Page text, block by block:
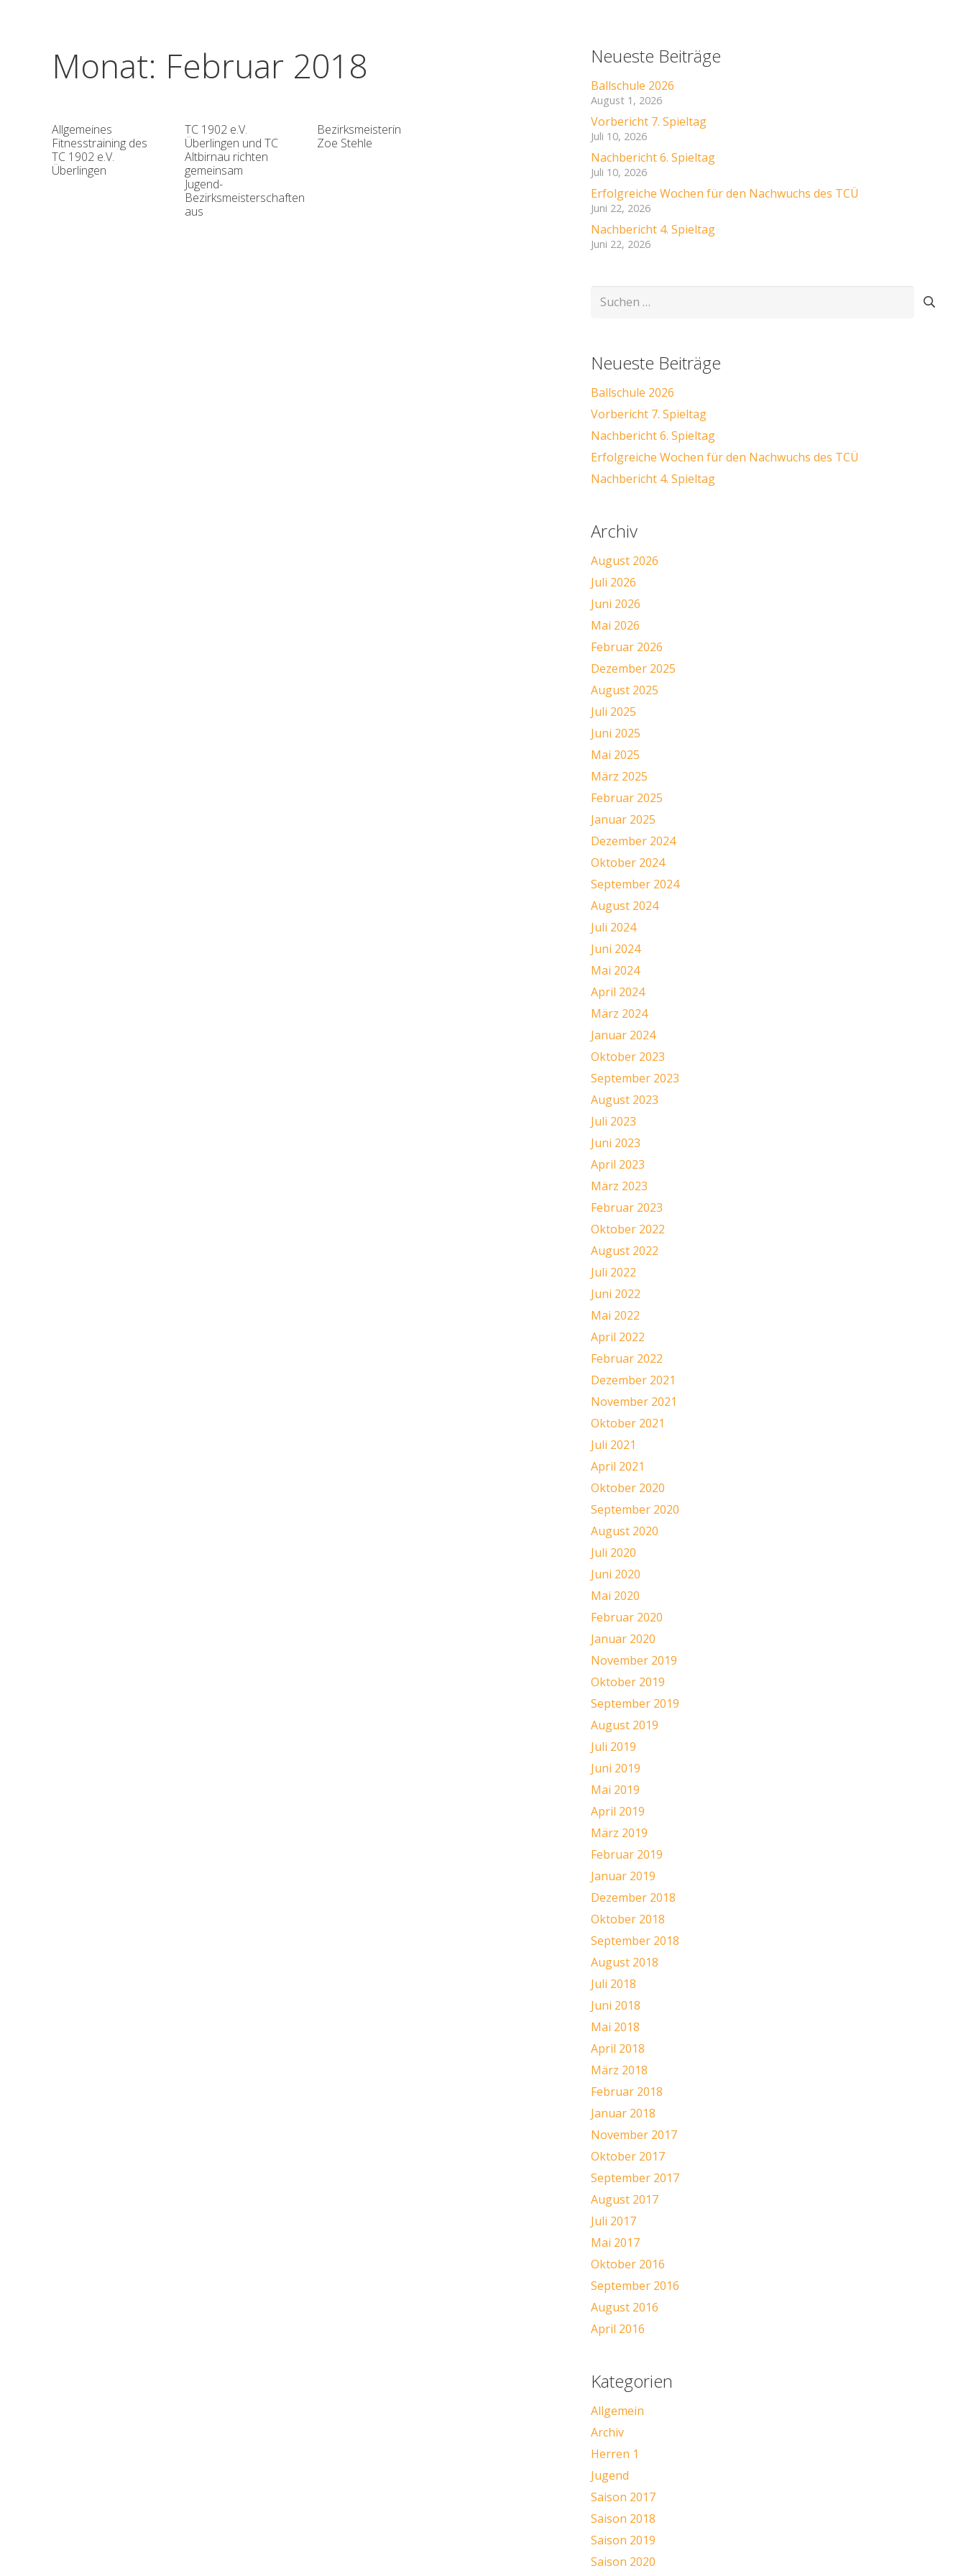
Monat: Februar 2018
Allgemeines
Fitnesstraining des
TC 1902 e.V.
Überlingen
TC 1902 e.V.
Überlingen und TC
Altbirnau richten
gemeinsam
Jugend-
Bezirksmeisterschaften
aus
Bezirksmeisterin
Zoe Stehle
Neueste Beiträge
Ballschule 2026
August 1, 2026
Vorbericht 7. Spieltag
Juli 10, 2026
Nachbericht 6. Spieltag
Juli 10, 2026
Erfolgreiche Wochen für den Nachwuchs des TCÜ
Juni 22, 2026
Nachbericht 4. Spieltag
Juni 22, 2026
Suchen
Neueste Beiträge
Ballschule 2026
Vorbericht 7. Spieltag
Nachbericht 6. Spieltag
Erfolgreiche Wochen für den Nachwuchs des TCÜ
Nachbericht 4. Spieltag
Archiv
August 2026
Juli 2026
Juni 2026
Mai 2026
Februar 2026
Dezember 2025
August 2025
Juli 2025
Juni 2025
Mai 2025
März 2025
Februar 2025
Januar 2025
Dezember 2024
Oktober 2024
September 2024
August 2024
Juli 2024
Juni 2024
Mai 2024
April 2024
März 2024
Januar 2024
Oktober 2023
September 2023
August 2023
Juli 2023
Juni 2023
April 2023
März 2023
Februar 2023
Oktober 2022
August 2022
Juli 2022
Juni 2022
Mai 2022
April 2022
Februar 2022
Dezember 2021
November 2021
Oktober 2021
Juli 2021
April 2021
Oktober 2020
September 2020
August 2020
Juli 2020
Juni 2020
Mai 2020
Februar 2020
Januar 2020
November 2019
Oktober 2019
September 2019
August 2019
Juli 2019
Juni 2019
Mai 2019
April 2019
März 2019
Februar 2019
Januar 2019
Dezember 2018
Oktober 2018
September 2018
August 2018
Juli 2018
Juni 2018
Mai 2018
April 2018
März 2018
Februar 2018
Januar 2018
November 2017
Oktober 2017
September 2017
August 2017
Juli 2017
Mai 2017
Oktober 2016
September 2016
August 2016
April 2016
Kategorien
Allgemein
Archiv
Herren 1
Jugend
Saison 2017
Saison 2018
Saison 2019
Saison 2020